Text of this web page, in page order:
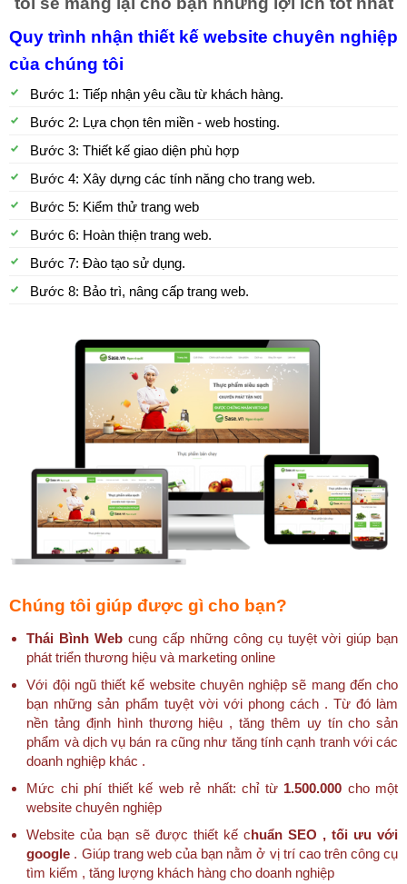
Quy trình nhận thiết kế website chuyên nghiệp
của chúng tôi
Bước 1: Tiếp nhận yêu cầu từ khách hàng.
Bước 2: Lựa chọn tên miền - web hosting.
Bước 3: Thiết kế giao diện phù hợp
Bước 4: Xây dựng các tính năng cho trang web.
Bước 5: Kiểm thử trang web
Bước 6: Hoàn thiện trang web.
Bước 7: Đào tạo sử dụng.
Bước 8: Bảo trì, nâng cấp trang web.
Chúng tôi giúp được gì cho bạn?
Thái Bình Web cung cấp những công cụ tuyệt vời giúp bạn
phát triển thương hiệu và marketing online
Với đội ngũ thiết kế website chuyên nghiệp sẽ mang đến cho
bạn những sản phẩm tuyệt vời với phong cách . Từ đó làm
nền tảng định hình thương hiệu , tăng thêm uy tín cho sản
phẩm và dịch vụ bán ra cũng như tăng tính cạnh tranh với các
doanh nghiệp khác .
Mức chi phí thiết kế web rẻ nhất: chỉ từ 1.500.000 cho một
website chuyên nghiệp
Website của bạn sẽ được thiết kế chuẩn SEO , tối ưu với
google . Giúp trang web của bạn nằm ở vị trí cao trên công cụ
tìm kiếm , tăng lượng khách hàng cho doanh nghiệp